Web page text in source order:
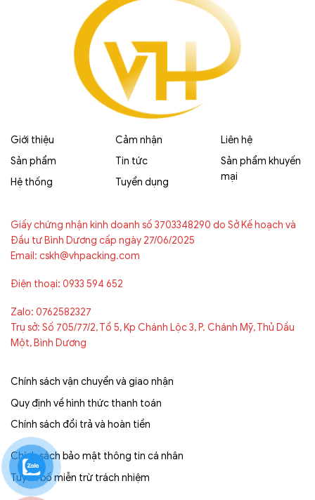
Giới thiệu
Sản phẩm
Hệ thống
Cảm nhận
Tin tức
Tuyển dụng
Liên hệ
Sản phẩm khuyến
mại
Giấy chứng nhận kinh doanh số 3703348290 do Sở Kế hoạch và
Đầu tư Bình Dương cấp ngày 27/06/2025
Email: cskh@vhpacking.com
Điện thoại: 0933 594 652
Zalo: 0762582327
Trụ sở: Số 705/77/2, Tổ 5, Kp Chánh Lộc 3, P. Chánh Mỹ, Thủ Dầu
Một, Bình Dương
Chính sách vận chuyển và giao nhận
Quy định về hình thức thanh toán
Chính sách đổi trả và hoàn tiền
Chính sách bảo mật thông tin cá nhân
Tuyên bố miễn trừ trách nhiệm